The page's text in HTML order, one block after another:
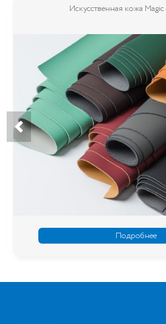
Искусственная кожа
Подробнее